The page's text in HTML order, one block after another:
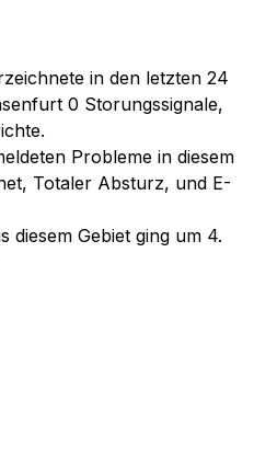
in den letzten 24
0 Storungssignale,
Probleme in diesem
Totaler Absturz, und E-
diesem Gebiet ging um 4.